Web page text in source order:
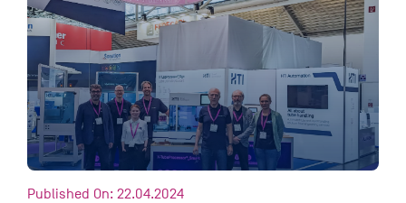
Published On: 22.04.2024